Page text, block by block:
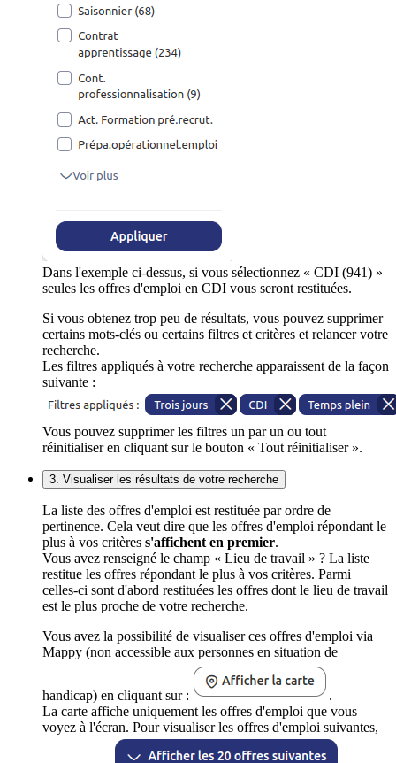
Dans l'exemple ci-dessus, si vous sélectionnez « CDI (941) »
seules les offres d'emploi en CDI vous seront restituées.
Si vous obtenez trop peu de résultats, vous pouvez supprimer
certains mots-clés ou certains filtres et critères et relancer votre
recherche.
Les filtres appliqués à votre recherche apparaissent de la façon
suivante :
Vous pouvez supprimer les filtres un par un ou tout
réinitialiser en cliquant sur le bouton « Tout réinitialiser ».
3. Visualiser les résultats de votre recherche
La liste des offres d'emploi est restituée par ordre de
pertinence. Cela veut dire que les offres d'emploi répondant le
plus à vos critères s'affichent en premier.
Vous avez renseigné le champ « Lieu de travail » ? La liste
restitue les offres répondant le plus à vos critères. Parmi
celles-ci sont d'abord restituées les offres dont le lieu de travail
est le plus proche de votre recherche.
Vous avez la possibilité de visualiser ces offres d'emploi via
Mappy (non accessible aux personnes en situation de
handicap) en cliquant sur :
.
La carte affiche uniquement les offres d'emploi que vous
voyez à l'écran. Pour visualiser les offres d'emploi suivantes,